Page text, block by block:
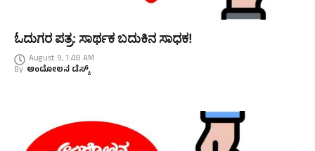
ಓದುಗರ ಪತ್ರ: ಸಾರ್ಥಕ ಬದುಕಿನ ಸಾಧಕ!
August 9, 1:48 AM
By ಆಂದೋಲನ ಡೆಸ್ಕ್